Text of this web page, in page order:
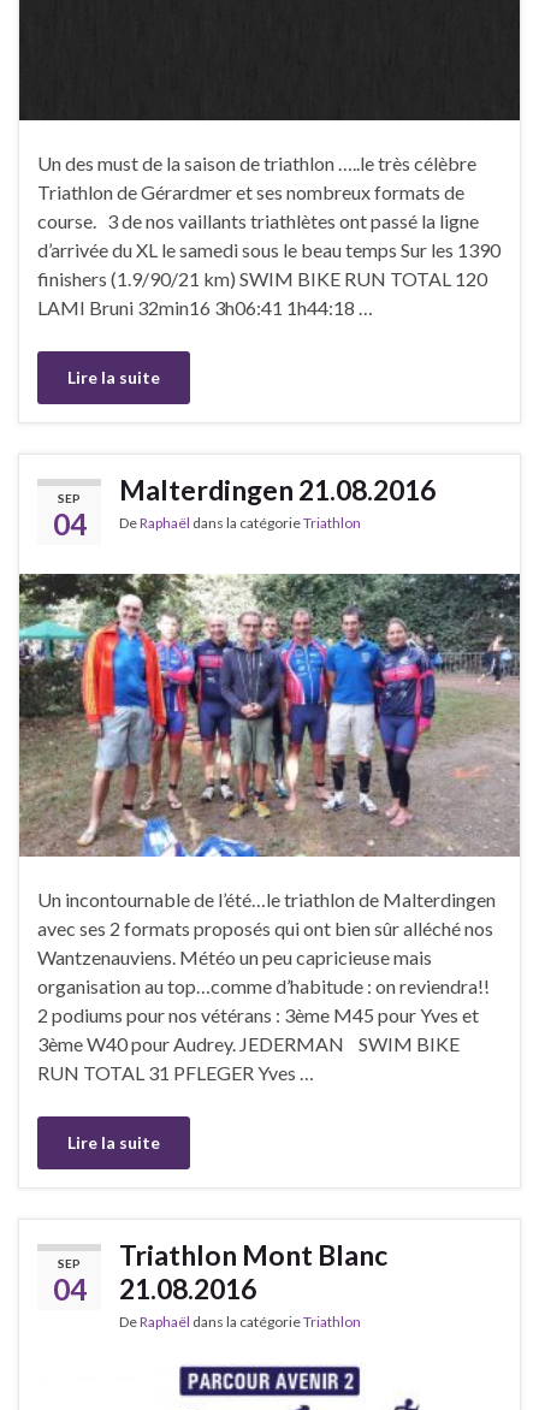
Un des must de la saison de triathlon …..le très célèbre
Triathlon de Gérardmer et ses nombreux formats de
course. 3 de nos vaillants triathlètes ont passé la ligne
d’arrivée du XL le samedi sous le beau temps Sur les 1390
finishers (1.9/90/21 km) SWIM BIKE RUN TOTAL 120
LAMI Bruni 32min16 3h06:41 1h44:18 …
Lire la suite
SEP
04
Malterdingen 21.08.2016
DeRaphaël dans la catégorieTriathlon
Un incontournable de l’été…le triathlon de Malterdingen
avec ses 2 formats proposés qui ont bien sûr alléché nos
Wantzenauviens. Météo un peu capricieuse mais
organisation au top…comme d’habitude : on reviendra!!
2 podiums pour nos vétérans : 3ème M45 pour Yves et
3ème W40 pour Audrey. JEDERMAN SWIM BIKE
RUN TOTAL 31 PFLEGER Yves …
Lire la suite
SEP
04
Triathlon Mont Blanc
21.08.2016
DeRaphaël dans la catégorieTriathlon